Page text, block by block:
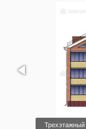
Трехэтажный